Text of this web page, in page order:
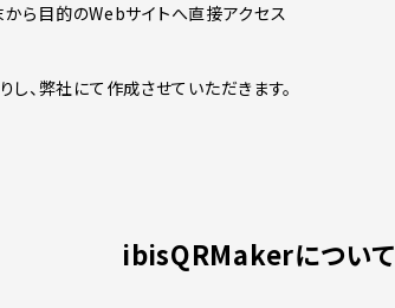
ら目的のWebサイトへ直接アクセス
、弊社にて作成させていただきます。
ibisQRMakerについて